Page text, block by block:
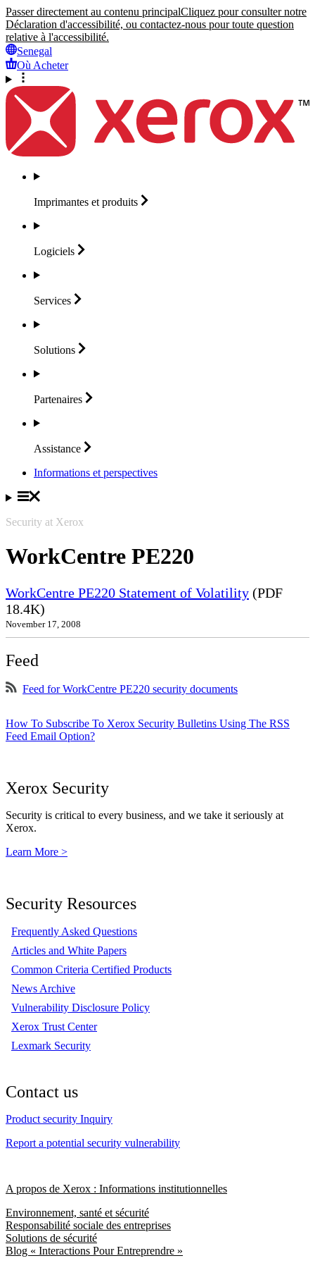
Passer directement au contenu principalCliquez pour consulter notre
Déclaration d'accessibilité, ou contactez-nous pour toute question
relative à l'accessibilité.
Senegal
Où Acheter
Imprimantes et produits
Logiciels
Services
Solutions
Partenaires
Assistance
Informations et perspectives
Security at Xerox
WorkCentre PE220
WorkCentre PE220 Statement of Volatility (PDF
18.4K)
November 17, 2008
Feed
Feed for WorkCentre PE220 security documents
How To Subscribe To Xerox Security Bulletins Using The RSS
Feed Email Option?
Xerox Security
Security is critical to every business, and we take it seriously at
Xerox.
Learn More >
Security Resources
Frequently Asked Questions
Articles and White Papers
Common Criteria Certified Products
News Archive
Vulnerability Disclosure Policy
Xerox Trust Center
Lexmark Security
Contact us
Product security Inquiry
Report a potential security vulnerability
A propos de Xerox : Informations institutionnelles
Environnement, santé et sécurité
Responsabilité sociale des entreprises
Solutions de sécurité
Blog « Interactions Pour Entreprendre »